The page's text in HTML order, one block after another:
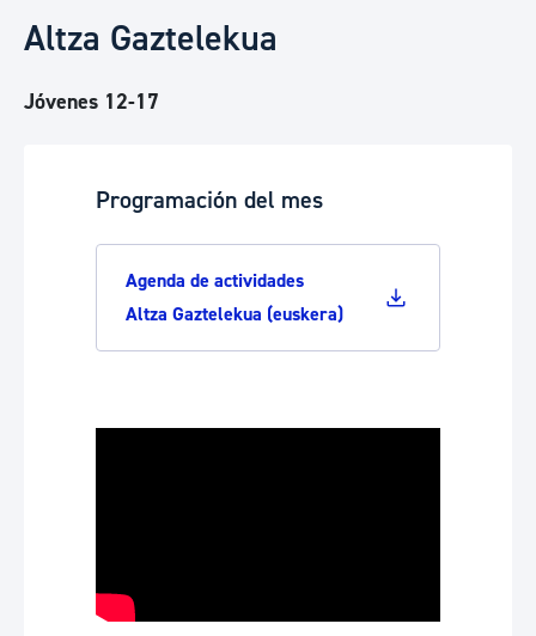
Altza Gaztelekua
Jóvenes 12-17
Programación del mes
Agenda de actividades
Altza Gaztelekua (euskera)